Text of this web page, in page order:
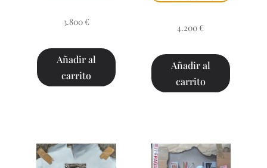
3.800 €
Añadir al
carrito
4.200 €
Añadir al
carrito